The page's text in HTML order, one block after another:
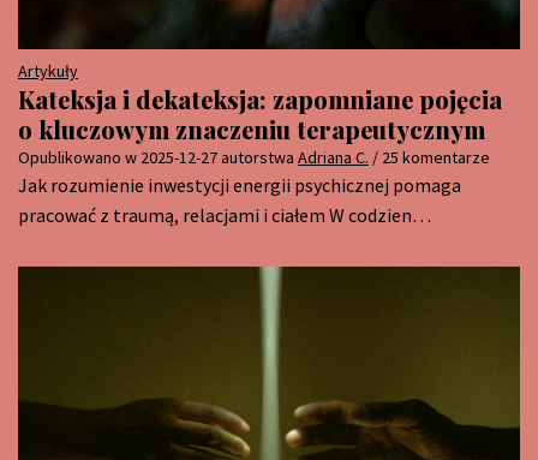
Artykuły
Kateksja i dekateksja: zapomniane pojęcia
o kluczowym znaczeniu terapeutycznym
Opublikowano w 2025-12-27autorstwa Adriana C. / 25 komentarze
Jak rozumienie inwestycji energii psychicznej pomaga
pracować z traumą, relacjami i ciałem W codzien…